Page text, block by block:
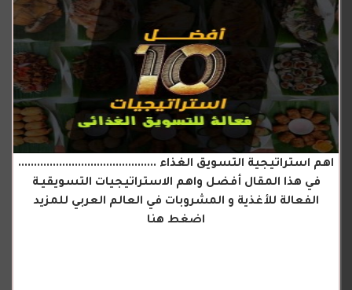
اهم استراتيجية التسويق الغذاء ............................................
في هذا المقال أفضل واهم الاستراتيجيات التسويقيـة
الفعالة للأغذية و المشروبات في العالم العربي للمزيد
اضغط هنا